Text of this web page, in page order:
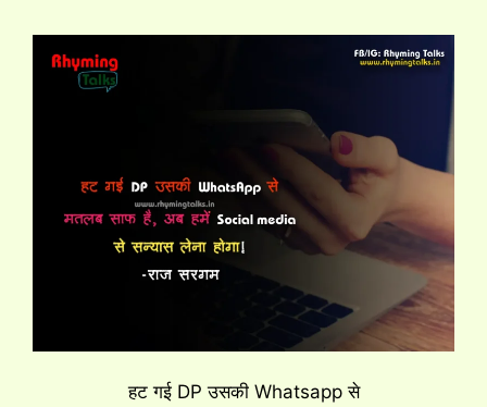
हट गई DP उसकी Whatsapp से